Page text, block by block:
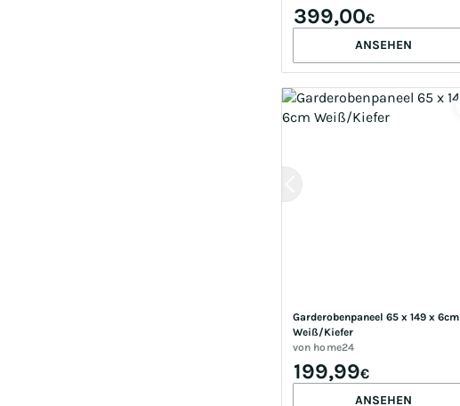
399,00€
ANSEHEN
Garderobenpaneel 65 x 149 x 6cm
Weiß/Kiefer
von home24
199,99€
ANSEHEN